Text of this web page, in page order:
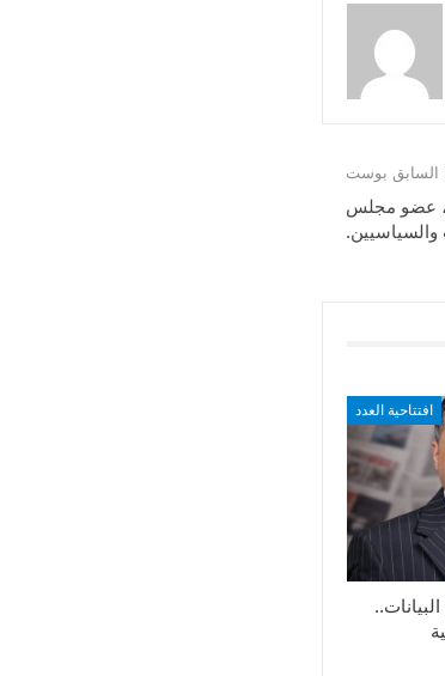
السابق بوست
عضو مجلس
افتتاحية العدد